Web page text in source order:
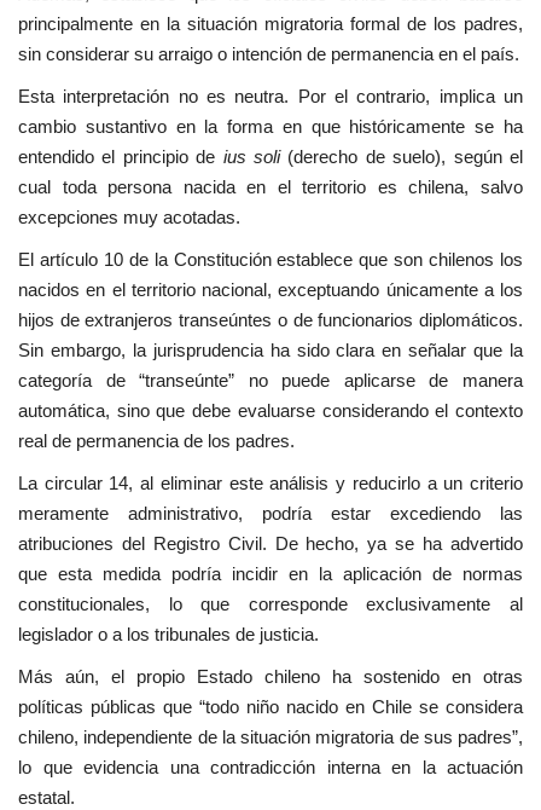
principalmente en la situación migratoria formal de los padres,
sin considerar su arraigo o intención de permanencia en el país.
Esta interpretación no es neutra. Por el contrario, implica un
cambio sustantivo en la forma en que históricamente se ha
entendido el principio de ius soli(derecho de suelo), según el
cual toda persona nacida en el territorio es chilena, salvo
excepciones muy acotadas.
El artículo 10 de la Constitución establece que son chilenos los
nacidos en el territorio nacional, exceptuando únicamente a los
hijos de extranjeros transeúntes o de funcionarios diplomáticos.
Sin embargo, la jurisprudencia ha sido clara en señalar que la
categoría de “transeúnte” no puede aplicarse de manera
automática, sino que debe evaluarse considerando el contexto
real de permanencia de los padres.
La circular 14, al eliminar este análisis y reducirlo a un criterio
meramente administrativo, podría estar excediendo las
atribuciones del Registro Civil. De hecho, ya se ha advertido
que esta medida podría incidir en la aplicación de normas
constitucionales, lo que corresponde exclusivamente al
legislador o a los tribunales de justicia.
Más aún, el propio Estado chileno ha sostenido en otras
políticas públicas que “todo niño nacido en Chile se considera
chileno, independiente de la situación migratoria de sus padres”,
lo que evidencia una contradicción interna en la actuación
estatal.